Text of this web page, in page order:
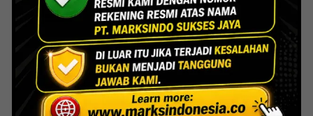
Papaya-Gading Serpong
Lihat Detail Proyek